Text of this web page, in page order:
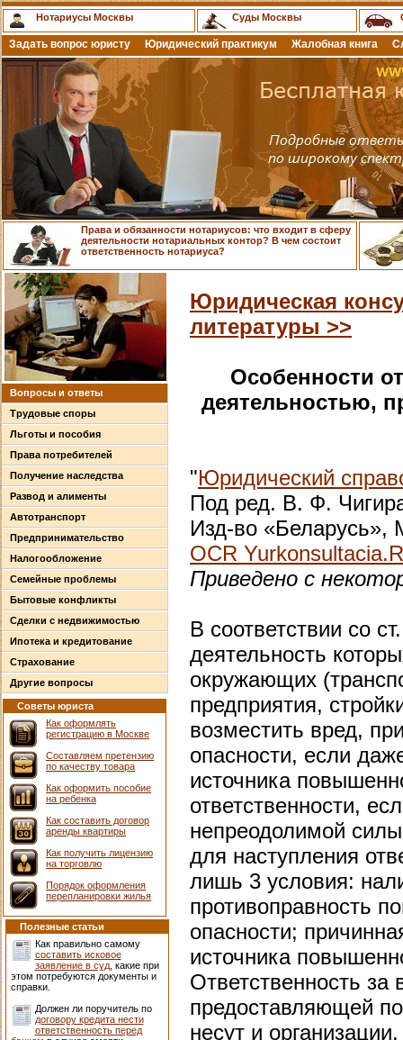
Нотариусы Москвы Суды Москвы
Задать вопрос юристу Юридический практикум Жалобная книга
Права и обязанности нотариусов: что входит в сферу
деятельности нотариальных контор? В чем состоит
ответственность нотариуса?
Вопросы и ответы
Трудовые споры
Льготы и пособия
Права потребителей
Получение наследства
Развод и алименты
Автотранспорт
Предпринимательство
Налогообложение
Семейные проблемы
Бытовые конфликты
Сделки с недвижимостью
Ипотека и кредитование
Страхование
Другие вопросы
Советы юриста
Как оформлять
регистрацию в Москве
Составляем претензию
по качеству товара
Как оформить пособие
на ребенка
Как составить договор
аренды квартиры
Как получить лицензию
на торговлю
Порядок оформления
перепланировки жилья
Полезные статьи
Как правильно самому
составить исковое
заявление в суд, какие при
этом потребуются документы и
справки.
Должен ли поручитель по
договору кредита нести
ответственность перед
Юридическая
литературы >>
Особенности
деятельностью,
"Юридический
Под ред. В. Ф.
Изд-во «Беларусь»,
OCR
Приведено с
В соответствии со
деятельность
окружающих
предприятия,
возместить вред,
опасности, если
источника
ответственности,
непреодолимой
для наступления
лишь 3 условия:
противоправность
опасности;
источника
Ответственность
предоставляющей
несут и